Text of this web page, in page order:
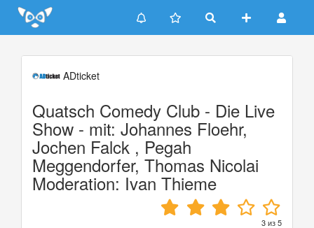
Update cookies preferences
ADticket
Quatsch Comedy Club - Die Live
Show - mit: Johannes Floehr,
Jochen Falck , Pegah
Meggendorfer, Thomas Nicolai
Moderation: Ivan Thieme
3из5